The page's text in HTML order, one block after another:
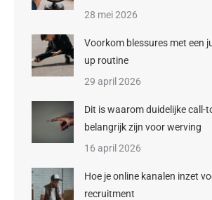
28 mei 2026
Voorkom blessures met een
up routine
29 april 2026
Dit is waarom duidelijke call-
belangrijk zijn voor werving
16 april 2026
Hoe je online kanalen inzet
recruitment